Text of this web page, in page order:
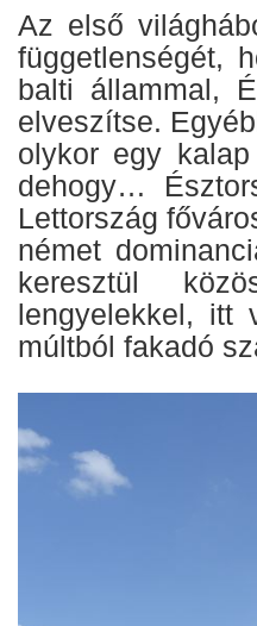
Az első
függetlenségét,
balti állammal,
elveszítse.
olykor egy
dehogy…
Lettország
német
keresztül
lengyelekkel, itt
múltból fakadó